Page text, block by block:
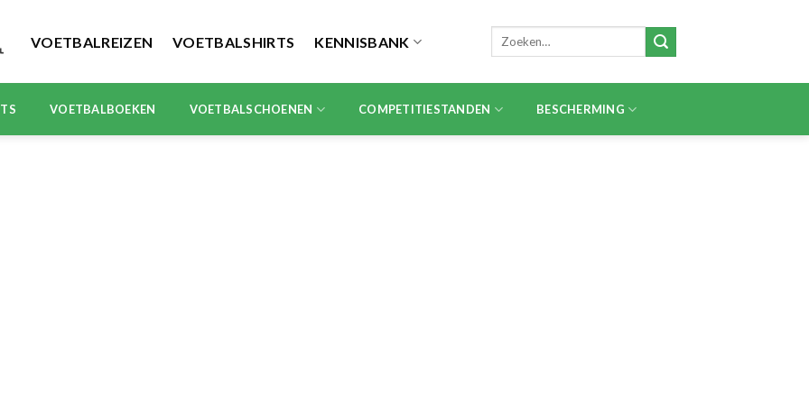
VOETBALREIZEN VOETBALSHIRTS KENNISBANK
Zoeken
VOETBALBOEKEN VOETBALSCHOENEN COMPETITIESTANDEN BESCHERMING